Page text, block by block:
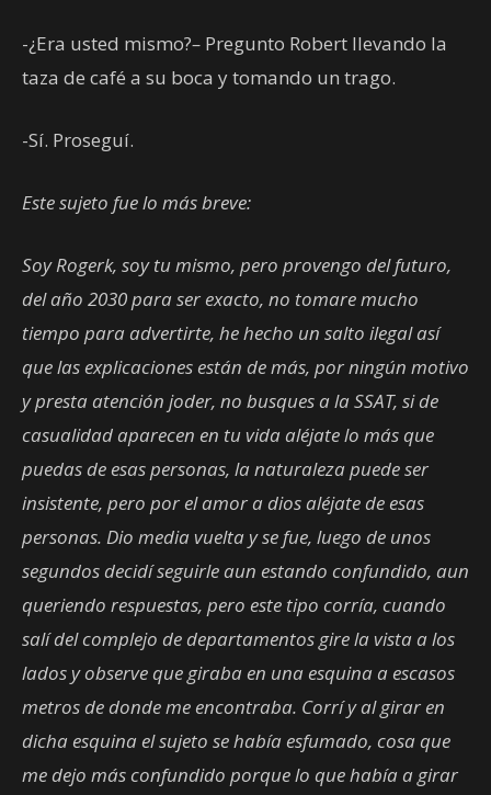
-¿Era usted mismo?– Pregunto Robert llevando la
taza de café a su boca y tomando un trago.
-Sí. Proseguí.
Este sujeto fue lo más breve:
Soy Rogerk, soy tu mismo, pero provengo del futuro,
del año 2030 para ser exacto, no tomare mucho
tiempo para advertirte, he hecho un salto ilegal así
que las explicaciones están de más, por ningún motivo
y presta atención joder, no busques a la SSAT, si de
casualidad aparecen en tu vida aléjate lo más que
puedas de esas personas, la naturaleza puede ser
insistente, pero por el amor a dios aléjate de esas
personas. Dio media vuelta y se fue, luego de unos
segundos decidí seguirle aun estando confundido, aun
queriendo respuestas, pero este tipo corría, cuando
salí del complejo de departamentos gire la vista a los
lados y observe que giraba en una esquina a escasos
metros de donde me encontraba. Corrí y al girar en
dicha esquina el sujeto se había esfumado, cosa que
me dejo más confundido porque lo que había a girar